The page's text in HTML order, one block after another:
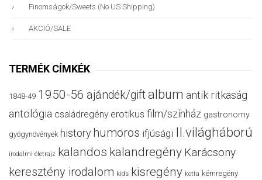
Finomságok/sweets (no US Shipping)
AKCIÓ/SALE
TERMÉK CÍMKÉK
1848-49 1950-56 ajándék/giftalbum antik ritkaság
antológia családregény erotikus film/színház gastronomy
gyógynövények history humoros ifjúsági II.világháború
irodalmi életrajz kalandos kalandregény Karácsony
keresztény irodalom kids kisregény kotta kémregény